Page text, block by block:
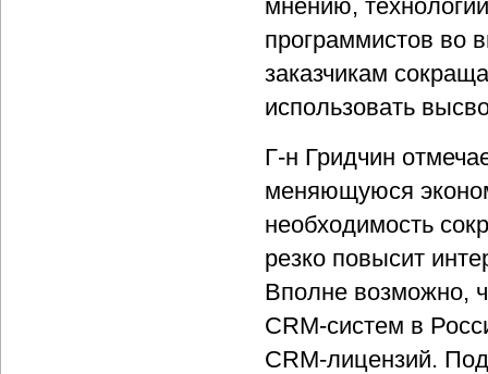
мнению,
программистов во
заказчикам
использовать
Г-н Гридчин
меняющуюся
необходимость
резко повысит
Вполне возможно,
CRM-систем в
CRM-лицензий.